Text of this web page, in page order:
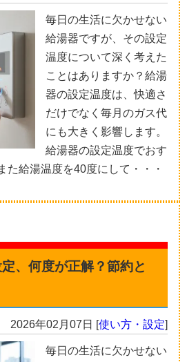
毎日の生活に欠かせない
給湯器ですが、その設定
温度について深く考えた
ことはありますか？給湯
器の設定温度は、快適さ
だけでなく毎月のガス代
にも大きく影響します。
給湯器の設定温度でおす
た給湯温度を40度にして・・・
、何度が正解？節約と
2026年02月07日 [使い方・設定]
毎日の生活に欠かせない